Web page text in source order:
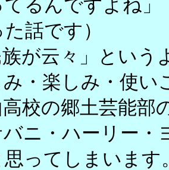
るんですよね
話です）
が云々」という
み・楽しみ・使
校の郷土芸能部
ニ・ハーリー
ってしまいます